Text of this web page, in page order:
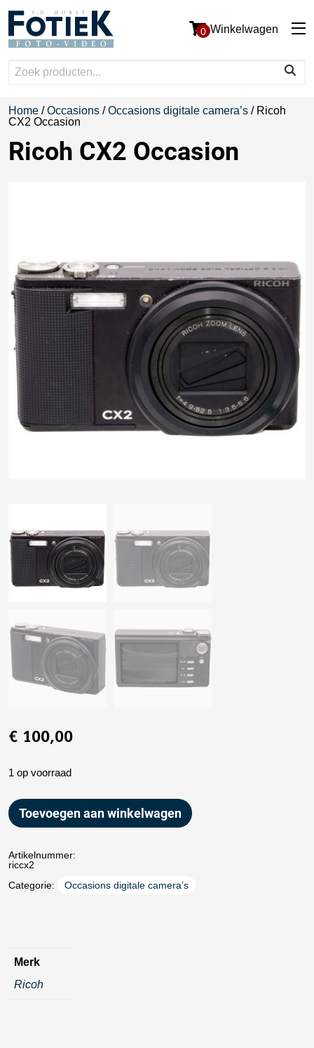
0 Winkelwagen
Home /Occasions /Occasions digitale camera’s / Ricoh
CX2 Occasion
Ricoh CX2 Occasion
€ 100,00
1 op voorraad
Toevoegen aan winkelwagen
Artikelnummer:
riccx2
Categorie:
Occasions digitale camera’s
Merk
Ricoh